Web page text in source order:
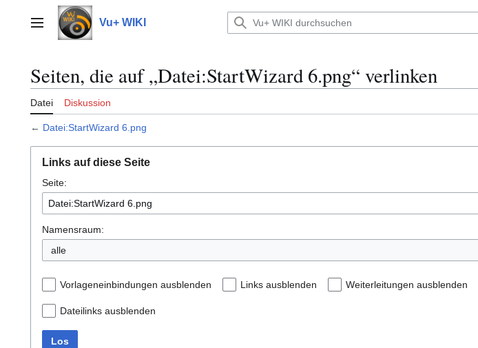
springenHauptmenü Vu+ WIKI
Seiten, die auf „Datei:StartWizard 6.png“ verlinken
Datei Diskussion
← Datei:StartWizard 6.png
Links auf diese Seite
Seite:
Namensraum:
alle
Vorlageneinbindungen ausblenden Links ausblenden Weiterleitungen ausblenden
Dateilinks ausblenden
Los